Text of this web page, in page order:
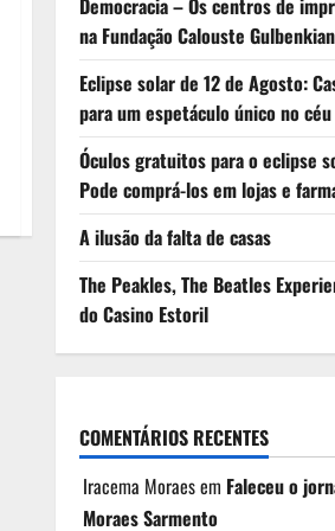
Democracia – Os centros de
na Fundação Calouste
Eclipse solar de 12 de Agosto:
para um espetáculo único no céu
Óculos gratuitos para o eclipse
Pode comprá-los em lojas e
A ilusão da falta de casas
The Peakles, The Beatles
do Casino Estoril
COMENTÁRIOS RECENTES
Iracema Moraesem Faleceu o
Moraes Sarmento